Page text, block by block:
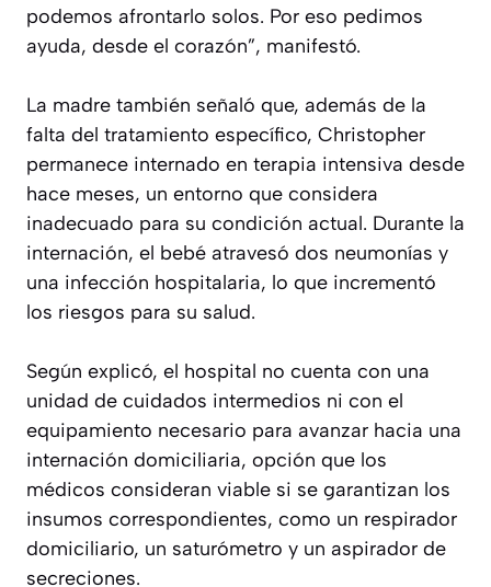
podemos afrontarlo solos. Por eso pedimos
ayuda, desde el corazón”, manifestó.
La madre también señaló que, además de la
falta del tratamiento específico, Christopher
permanece internado en terapia intensiva desde
hace meses, un entorno que considera
inadecuado para su condición actual. Durante la
internación, el bebé atravesó dos neumonías y
una infección hospitalaria, lo que incrementó
los riesgos para su salud.
Según explicó, el hospital no cuenta con una
unidad de cuidados intermedios ni con el
equipamiento necesario para avanzar hacia una
internación domiciliaria, opción que los
médicos consideran viable si se garantizan los
insumos correspondientes, como un respirador
domiciliario, un saturómetro y un aspirador de
secreciones.